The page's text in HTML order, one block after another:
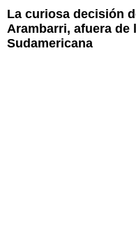
La curiosa decisión
Arambarri, afuera de
Sudamericana